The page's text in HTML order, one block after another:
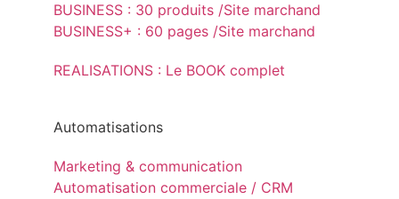
BUSINESS : 30 produits /Site marchand
BUSINESS+ : 60 pages /Site marchand
REALISATIONS : Le BOOK complet
Automatisations
Marketing & communication
Automatisation commerciale / CRM